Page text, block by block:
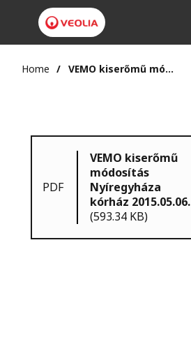
Home VEMO kiserőmű módosítás Nyíregyháza kórház 2015.05.06.
PDF
VEMO kiserőmű
módosítás
Nyíregyháza
kórház 2015.05.06.
(593.34 KB)